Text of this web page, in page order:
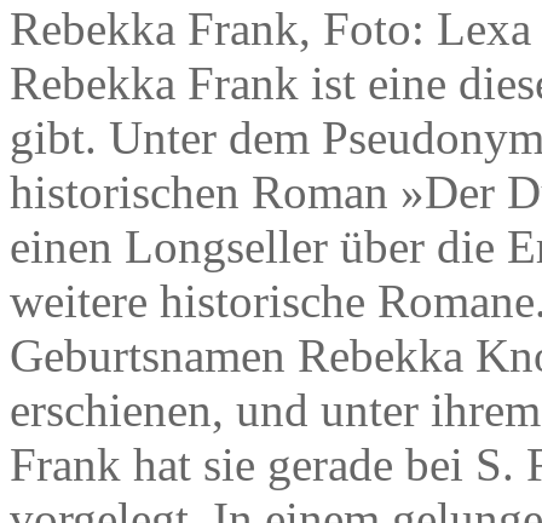
Rebekka Frank, Foto: Lexa
Rebekka Frank ist eine
gibt. Unter dem
historischen Roman »Der
einen Longseller über die
weitere historische
Geburtsnamen Rebekka
erschienen, und unter
Frank hat sie gerade bei